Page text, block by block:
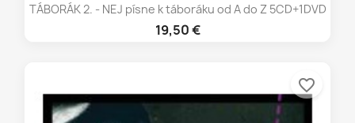
TÁBORÁK 2. - NEJ písne k táboráku od A do Z 5CD+1DVD
19,50 €
favorite_border